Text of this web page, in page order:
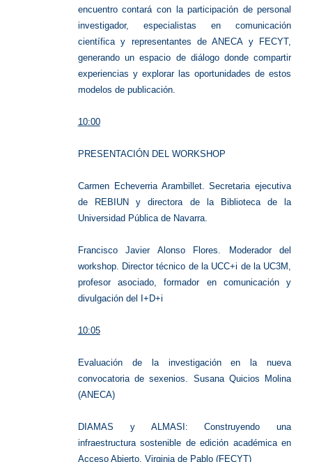
encuentro contará con la participación de personal
investigador, especialistas en comunicación
científica y representantes de ANECA y FECYT,
generando un espacio de diálogo donde compartir
experiencias y explorar las oportunidades de estos
modelos de publicación.
10:00
PRESENTACIÓN DEL WORKSHOP
Carmen Echeverria Arambillet. Secretaria ejecutiva
de REBIUN y directora de la Biblioteca de la
Universidad Pública de Navarra.
Francisco Javier Alonso Flores. Moderador del
workshop. Director técnico de la UCC+i de la UC3M,
profesor asociado, formador en comunicación y
divulgación del I+D+i
10:05
Evaluación de la investigación en la nueva
convocatoria de sexenios. Susana Quicios Molina
(ANECA)
DIAMAS y ALMASI: Construyendo una
infraestructura sostenible de edición académica en
Acceso Abierto. Virginia de Pablo (FECYT)